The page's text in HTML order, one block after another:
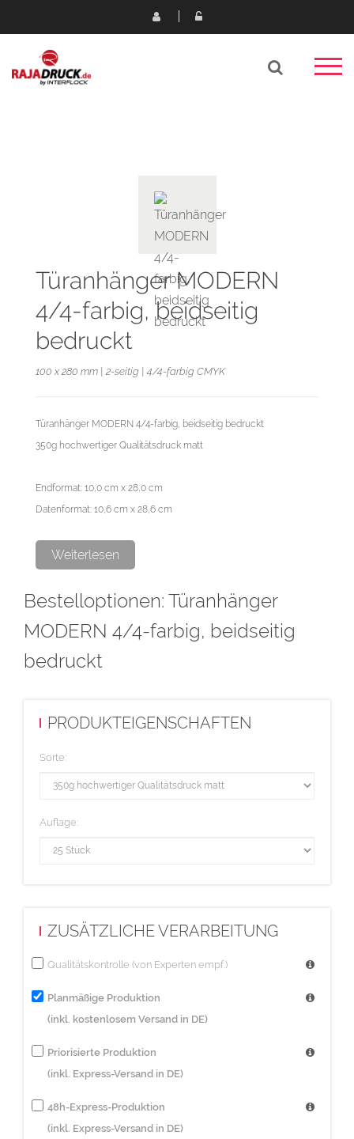
Türanhänger MODERN
4/4-farbig, beidseitig
bedruckt
100 x 280 mm | 2-seitig | 4/4-farbig CMYK
Türanhänger MODERN 4/4-farbig, beidseitig bedruckt
350g hochwertiger Qualitätsdruck matt
Endformat: 10,0 cm x 28,0 cm
Datenformat: 10,6 cm x 28,6 cm
Lochgröße ca. 50 mm
Wir empfehlen Ihnen die "Druckvorlage (zur freien Verwendung)"
muss diese Schablone jedoch wieder entfernt werden.
Weiterlesen
Bestelloptionen: Türanhänger
MODERN 4/4-farbig, beidseitig
bedruckt
PRODUKTEIGENSCHAFTEN
Sorte:
Auflage:
ZUSÄTZLICHE VERARBEITUNG
Qualitätskontrolle (von Experten empf.)
Planmäßige Produktion
(inkl. kostenlosem Versand in DE)
Priorisierte Produktion
(inkl. Express-Versand in DE)
48h-Express-Produktion
(inkl. Express-Versand in DE)